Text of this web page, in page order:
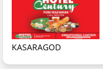
KASARAGOD